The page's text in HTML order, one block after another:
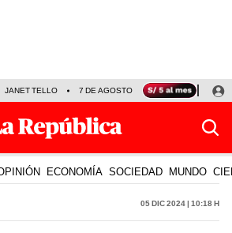
JANET TELLO 7 DE AGOSTO TINKA RESULTADOS
ECONOMÍA SOCIEDAD MUNDO
05 Dic 2024 | 10:18 h